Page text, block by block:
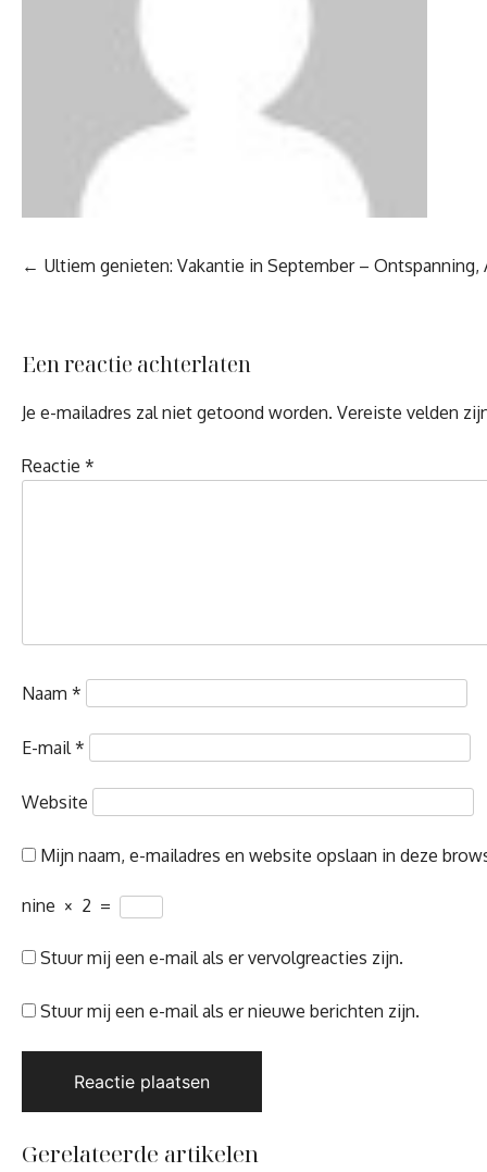
Berichtnavigatie
Ultiem genieten: Vakantie in September – Ontspanning,
Een reactie achterlaten
Je e-mailadres zal niet getoond worden. Vereiste velden
Reactie *
Naam *
E-mail*
Website
Mijn naam, e-mailadres en website opslaan in deze
nine × 2 =
Stuur mij een e-mail als er vervolgreacties zijn.
Stuur mij een e-mail als er nieuwe berichten zijn.
Gerelateerde artikelen